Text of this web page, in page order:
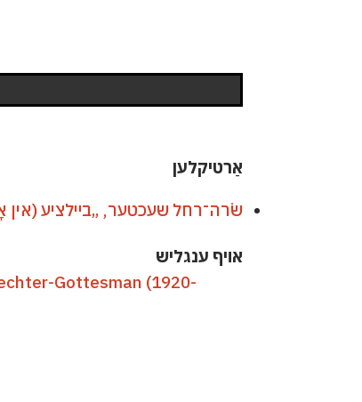
אַרטיקלען
שׂרה־רחל שעכטער, „בײלציע (אין
אױף ענגליש
Gottesman (1920-